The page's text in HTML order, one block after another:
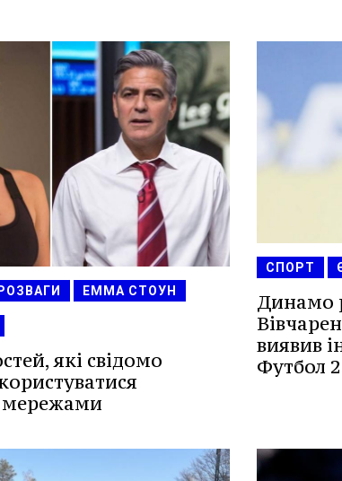
ЕММА СТОУН
які свідомо
мережами
СПОРТ
Динамо
виявив
Футбол